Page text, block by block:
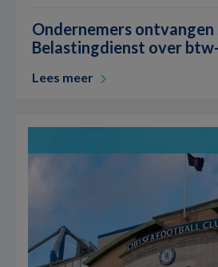
Ondernemers ontvangen
Belastingdienst over
Lees meer